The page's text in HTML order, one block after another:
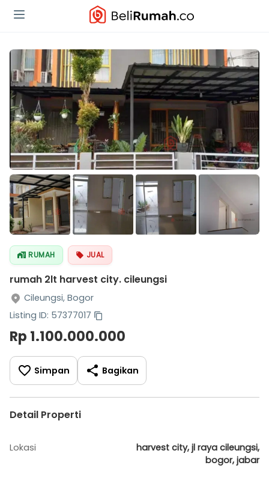
RUMAH JUAL
rumah 2lt harvest city. cileungsi
Cileungsi, Bogor
Listing ID: 57377017
Rp 1.100.000.000
Simpan Bagikan
Detail Properti
Lokasi
harvest city, jl raya cileungsi,
bogor, jabar